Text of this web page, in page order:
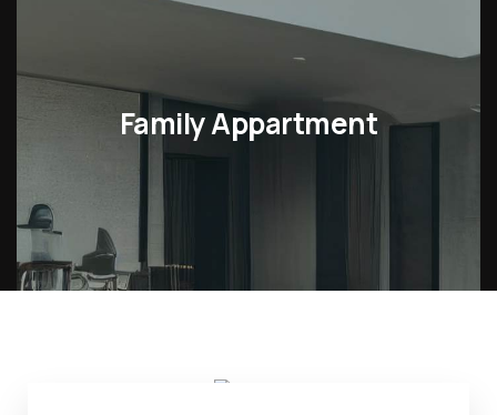
Family Appartment